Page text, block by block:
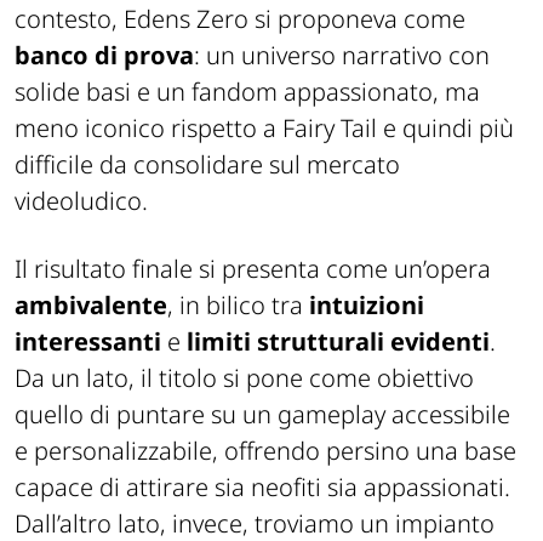
contesto, Edens Zero si proponeva come
banco di prova: un universo narrativo con
solide basi e un fandom appassionato, ma
meno iconico rispetto a Fairy Tail e quindi più
difficile da consolidare sul mercato
videoludico.
Il risultato finale si presenta come un’opera
ambivalente, in bilico tra intuizioni
interessanti e limiti strutturali evidenti.
Da un lato, il titolo si pone come obiettivo
quello di puntare su un gameplay accessibile
e personalizzabile, offrendo persino una base
capace di attirare sia neofiti sia appassionati.
Dall’altro lato, invece, troviamo un impianto